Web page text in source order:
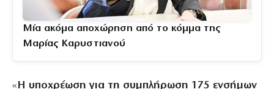
Μία ακόμα αποχώρηση από το κόμμα της
Μαρίας Καρυστιανού
«Η υποχρέωση για τη συμπλήρωση 175 ενσήμων